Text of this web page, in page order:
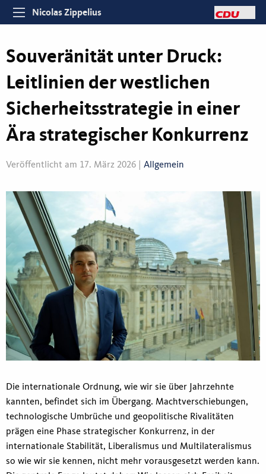
Nicolas Zippelius
Souveränität unter Druck:
Leitlinien der westlichen
Sicherheitsstrategie in einer
Ära strategischer Konkurrenz
Veröffentlicht am 17. März 2026 | Allgemein
Die internationale Ordnung, wie wir sie über Jahrzehnte
kannten, befindet sich im Übergang. Machtverschiebungen,
technologische Umbrüche und geopolitische Rivalitäten
prägen eine Phase strategischer Konkurrenz, in der
internationale Stabilität, Liberalismus und Multilateralismus
so wie wir sie kennen, nicht mehr vorausgesetzt werden kann.